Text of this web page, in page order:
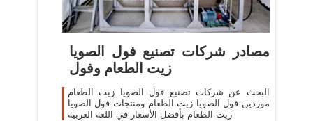
مصادر شركات تصنيع فول الصويا
زيت الطعام وفول
البحث عن شركات تصنيع فول الصويا زيت الطعام
موردين فول الصويا زيت الطعام ومنتجات فول الصويا
زيت الطعام بأفضل الأسعار في اللغة العربية